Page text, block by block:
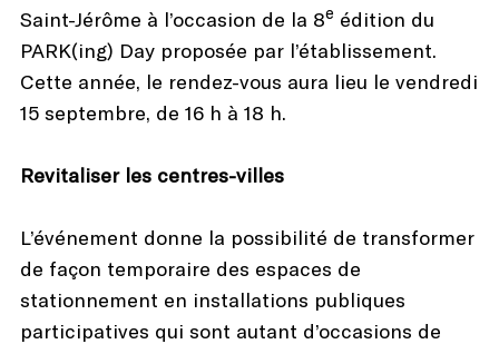
Saint-Jérôme à l’occasion de la 8e édition du
PARK(ing) Day proposée par l’établissement.
Cette année, le rendez-vous aura lieu le vendredi
15 septembre, de 16 h à 18 h.
Revitaliser les centres-villes
L’événement donne la possibilité de transformer
de façon temporaire des espaces de
stationnement en installations publiques
participatives qui sont autant d’occasions de